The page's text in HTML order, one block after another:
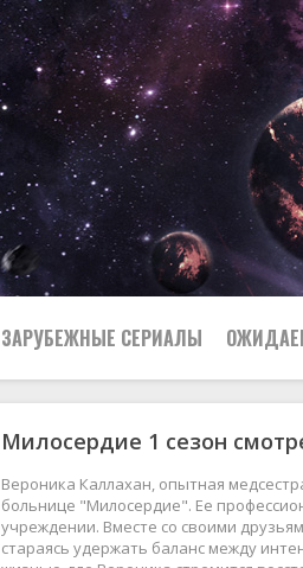
ЗАРУБЕЖНЫЕ СЕРИАЛЫ
Все
2019
2018
Милосердие 1 сезон
Вероника Каллахан, опытная
больнице "Милосердие". Ее
учреждении. Вместе со своими
стараясь удержать баланс между